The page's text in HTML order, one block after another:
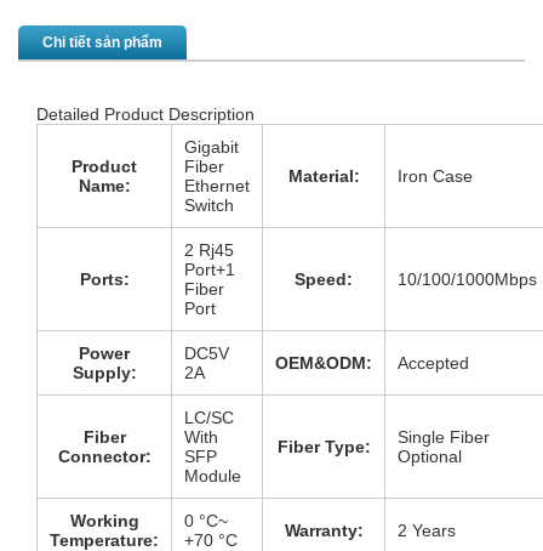
Chi tiết sản phẩm
Detailed Product Description
Product
Name:
Gigabit
Fiber
Ethernet
Switch
Material: Iron Case
Ports:
2 Rj45
Port+1
Fiber
Port
Speed: 10/100/1000Mbps
Power
Supply:
DC5V
2A
OEM&ODM: Accepted
Fiber
Connector:
LC/SC
With
SFP
Module
Fiber Type:
Single Fiber
Optional
Working
Temperature:
0 °C~
+70 °C
Warranty: 2 Years